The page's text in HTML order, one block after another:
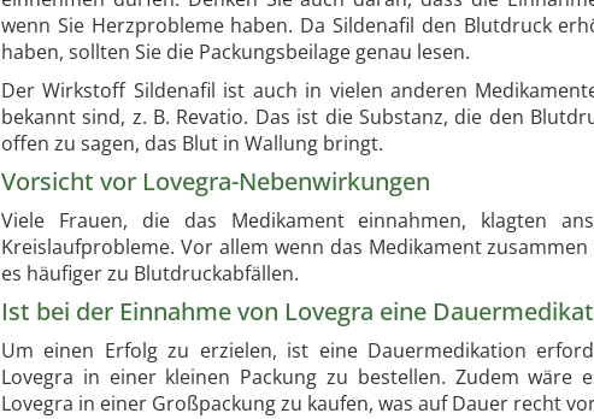
wenn Sie Herzprobleme haben. Da Sildenafil den Blutdruck
haben, sollten Sie die Packungsbeilage genau lesen.
Der Wirkstoff Sildenafil ist auch in vielen anderen
bekannt sind, z. B. Revatio. Das ist die Substanz, die den
offen zu sagen, das Blut in Wallung bringt.
Vorsicht vor Lovegra-Nebenwirkungen
Viele Frauen, die das Medikament einnahmen, klagten
Kreislaufprobleme. Vor allem wenn das Medikament
es häufiger zu Blutdruckabfällen.
Ist bei der Einnahme von Lovegra eine
Um einen Erfolg zu erzielen, ist eine Dauermedikation
Lovegra in einer kleinen Packung zu bestellen. Zudem wäre
Lovegra in einer Großpackung zu kaufen, was auf Dauer recht